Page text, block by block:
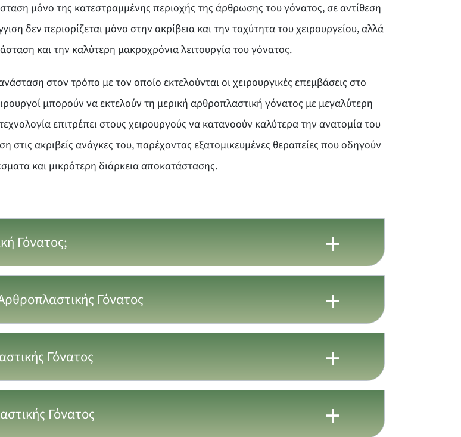
μόνο της κατεστραμμένης περιοχής της άρθρωσης του γόνατος, σε αντίθεση
δεν περιορίζεται μόνο στην ακρίβεια και την ταχύτητα του χειρουργείου, αλλά
και την καλύτερη μακροχρόνια λειτουργία του γόνατος.
στον τρόπο με τον οποίο εκτελούνται οι χειρουργικές επεμβάσεις στο
μπορούν να εκτελούν τη μερική αρθροπλαστική γόνατος με μεγαλύτερη
επιτρέπει στους χειρουργούς να κατανοούν καλύτερα την ανατομία του
ακριβείς ανάγκες του, παρέχοντας εξατομικευμένες θεραπείες που οδηγούν
και μικρότερη διάρκεια αποκατάστασης.
Γόνατος;
Γόνατος
Γόνατος
Γόνατος